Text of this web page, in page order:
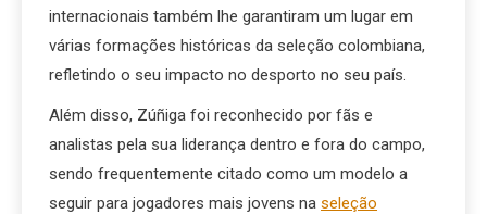
internacionais também lhe garantiram um lugar em
várias formações históricas da seleção colombiana,
refletindo o seu impacto no desporto no seu país.
Além disso, Zúñiga foi reconhecido por fãs e
analistas pela sua liderança dentro e fora do campo,
sendo frequentemente citado como um modelo a
seguir para jogadores mais jovens na seleção